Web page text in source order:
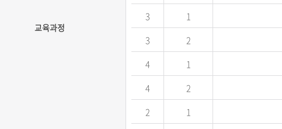
교육과정
3
1
3
2
4
1
4
2
2
1